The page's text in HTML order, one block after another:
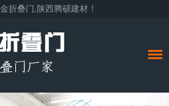
折叠门,陕西腾硕建材！